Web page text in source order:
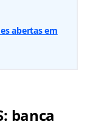
abertas em
: banca